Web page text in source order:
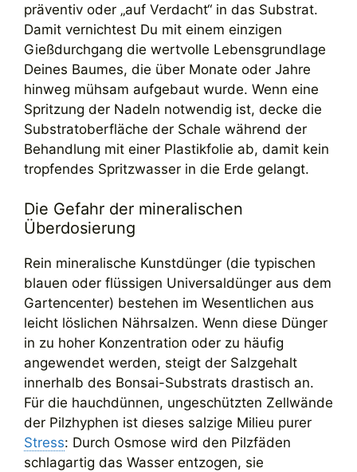
präventiv oder „auf Verdacht“ in das Substrat.
Damit vernichtest Du mit einem einzigen
Gießdurchgang die wertvolle Lebensgrundlage
Deines Baumes, die über Monate oder Jahre
hinweg mühsam aufgebaut wurde. Wenn eine
Spritzung der Nadeln notwendig ist, decke die
Substratoberfläche der Schale während der
Behandlung mit einer Plastikfolie ab, damit kein
tropfendes Spritzwasser in die Erde gelangt.
Die Gefahr der mineralischen
Überdosierung
Rein mineralische Kunstdünger (die typischen
blauen oder flüssigen Universaldünger aus dem
Gartencenter) bestehen im Wesentlichen aus
leicht löslichen Nährsalzen. Wenn diese Dünger
in zu hoher Konzentration oder zu häufig
angewendet werden, steigt der Salzgehalt
innerhalb des Bonsai-Substrats drastisch an.
Für die hauchdünnen, ungeschützten Zellwände
der Pilzhyphen ist dieses salzige Milieu purer
Stress: Durch Osmose wird den Pilzfäden
schlagartig das Wasser entzogen, sie